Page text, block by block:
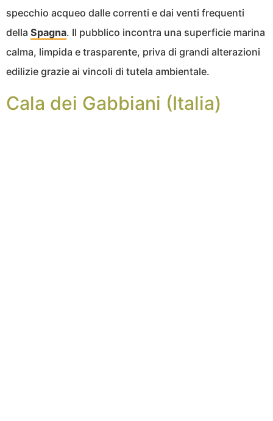
specchio acqueo dalle correnti e dai venti frequenti
della Spagna. Il pubblico incontra una superficie marina
calma, limpida e trasparente, priva di grandi alterazioni
edilizie grazie ai vincoli di tutela ambientale.
Cala dei Gabbiani (Italia)